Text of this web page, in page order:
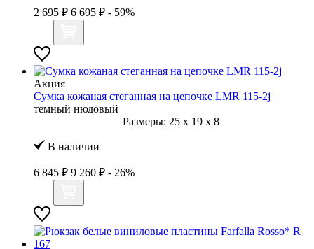
2 695 ₽ 6 695 ₽ - 59%
Акция
Сумка кожаная стеганная на цепочке LMR 115-2j
темный нюдовый
Размеры: 25 x 19 x 8
В наличии
6 845 ₽ 9 260 ₽ - 26%